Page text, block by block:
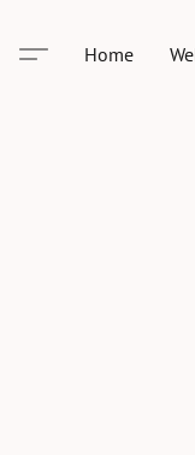
Home